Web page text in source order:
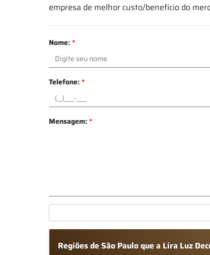
empresa de melhor custo/benefício do
Nome:*
Telefone:*
Mensagem:*
Regiões de São Paulo que a Lira Luz